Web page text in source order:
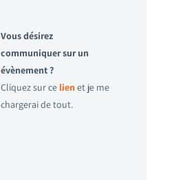
Vous désirez
communiquer sur un
évènement ?
Cliquez sur ce lien et je me
chargerai de tout.